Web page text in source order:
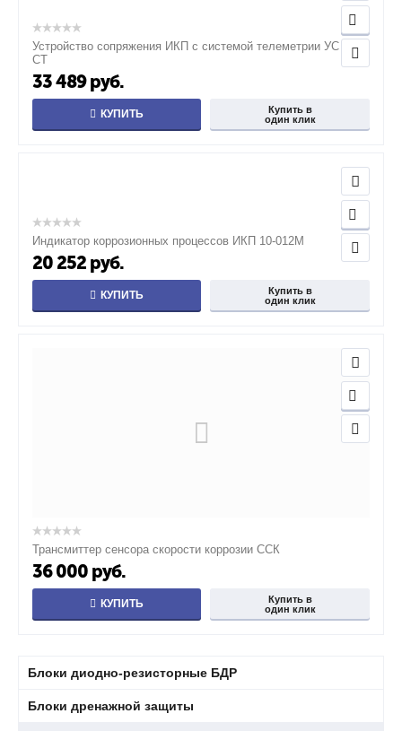
Устройство сопряжения ИКП с системой телеметрии УС ИКП
СТ
33 489 руб.
КУПИТЬ
Купить в
один клик
Индикатор коррозионных процессов ИКП 10-012М
20 252 руб.
КУПИТЬ
Купить в
один клик
Трансмиттер сенсора скорости коррозии ССК
36 000 руб.
КУПИТЬ
Купить в
один клик
Блоки диодно-резисторные БДР
Блоки дренажной защиты